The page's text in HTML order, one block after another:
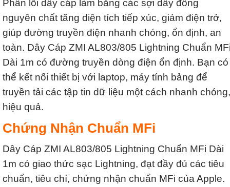
Phần lõi dây cáp làm bằng các sợi dây đồng
nguyên chất tăng diện tích tiếp xúc, giảm điện trở,
giúp đường truyền điện nhanh chóng, ổn định, an
toàn. Dây Cáp ZMI AL803/805 Lightning Chuẩn
Dài 1m có đường truyền dòng điện ổn định. Bạn có
thể kết nối thiết bị với laptop, máy tính bảng để
truyền tải các tập tin dữ liệu một cách nhanh chóng,
hiệu quả.
Chứng Nhận Chuẩn MFi
Dây Cáp ZMI AL803/805 Lightning Chuẩn MFi Dài
1m có giao thức sạc Lightning, đạt đầy đủ các tiêu
chuẩn, tiêu chí, chứng nhận chuẩn MFi của Apple.